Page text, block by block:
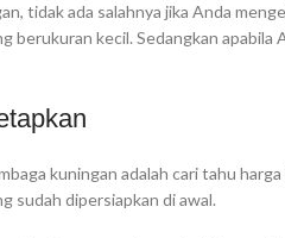
tidak ada salahnya jika Anda
kecil. Sedangkan apabila
kuningan adalah cari tahu
sudah dipersiapkan di awal.